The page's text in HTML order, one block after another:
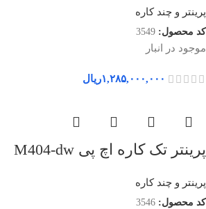
پرینتر و چند کاره
کد محصول: 3549
موجود در انبار
۱,۲۸۵,۰۰۰,۰۰۰ریال
پرینتر تک کاره اچ پی M404-dw
پرینتر و چند کاره
کد محصول: 3546